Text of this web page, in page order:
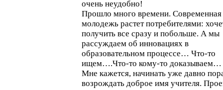
очень неудобно!
Прошло много времени. Современная
молодежь растет потребителями:
получить все сразу и побольше. А мы
рассуждаем об инновациях в
образовательном процессе… Что-то
ищем….Что-то кому-то доказываем…
Мне кажется, начинать уже давно
возрождать доброе имя учителя.